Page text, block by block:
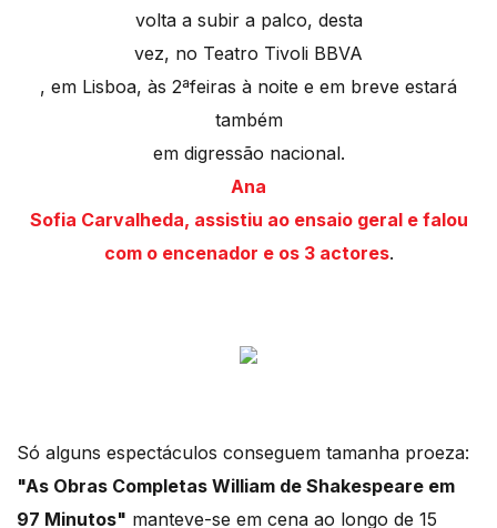
volta a subir a palco, desta
vez, no Teatro Tivoli BBVA
, em Lisboa, às 2ªfeiras à noite e em breve estará
também
em digressão nacional.
Ana
Sofia Carvalheda, assistiu ao ensaio geral e falou
com o encenador e os 3 actores.
Só alguns espectáculos conseguem tamanha proeza:
"As Obras Completas William de Shakespeare em
97 Minutos" manteve-se em cena ao longo de 15